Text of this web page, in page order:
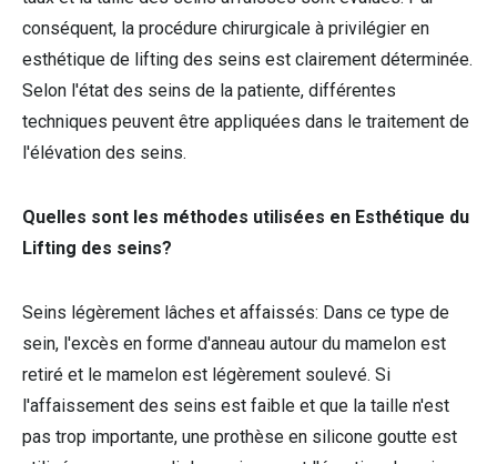
conséquent, la procédure chirurgicale à privilégier en
esthétique de lifting des seins est clairement déterminée.
Selon l'état des seins de la patiente, différentes
techniques peuvent être appliquées dans le traitement de
l'élévation des seins.
Quelles sont les méthodes utilisées en Esthétique du
Lifting des seins?
Seins légèrement lâches et affaissés: Dans ce type de
sein, l'excès en forme d'anneau autour du mamelon est
retiré et le mamelon est légèrement soulevé. Si
l'affaissement des seins est faible et que la taille n'est
pas trop importante, une prothèse en silicone goutte est